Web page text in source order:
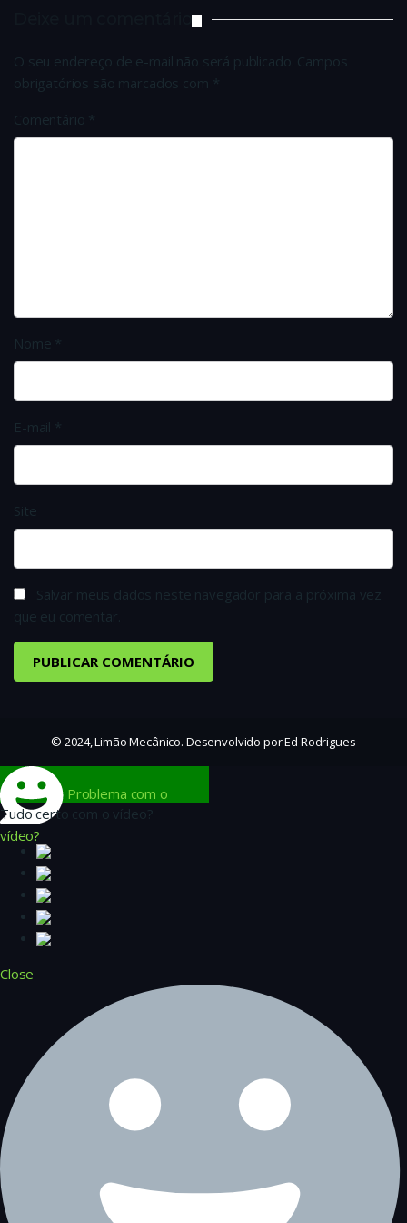
Deixe um comentário
O seu endereço de e-mail não será publicado. Campos
obrigatórios são marcados com *
Comentário *
Nome *
E-mail *
Site
Salvar meus dados neste navegador para a próxima vez
que eu comentar.
© 2024, Limão Mecânico. Desenvolvido por Ed Rodrigues
Problema com o
vídeo?
Tudo certo com o vídeo?
Close